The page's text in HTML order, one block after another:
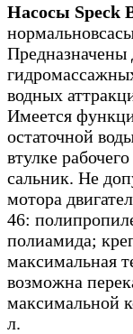
Насосы Speck
Предназначены
водных
Имеется
остаточной
втулке
сальник. Не
мотора
46:
полиамида;
максимальная
возможна
максимальной
л.